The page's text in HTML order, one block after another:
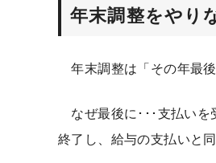
年末調整をやり
年末調整は「その年最
なぜ最後に･･･支払いを
終了し、給与の支払いと